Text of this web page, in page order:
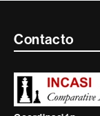
Contacte
informació
Contacto